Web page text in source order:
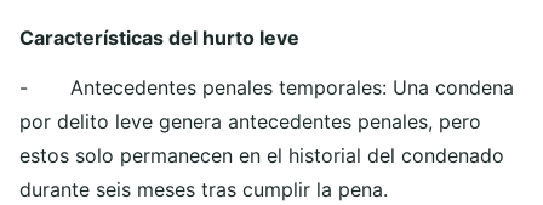
Características del hurto leve
- Antecedentes penales temporales: Una condena
por delito leve genera antecedentes penales, pero
estos solo permanecen en el historial del condenado
durante seis meses tras cumplir la pena.